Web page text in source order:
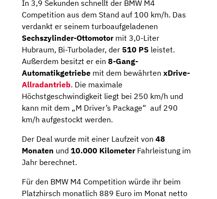
In 3,9 Sekunden schnellt der BMW M4
Competition aus dem Stand auf 100 km/h. Das
verdankt er seinem turboaufgeladenen
Sechszylinder-Ottomotormit 3,0-Liter
Hubraum, Bi-Turbolader, der 510 PS leistet.
Außerdem besitzt er ein 8-Gang-
Automatikgetriebe mit dem bewährten xDrive-
Allradantrieb. Die maximale
Höchstgeschwindigkeit liegt bei 250 km/h und
kann mit dem „M Driver’s Package“ auf 290
km/h aufgestockt werden.
Der Deal wurde mit einer Laufzeit von 48
Monaten und 10.000 KilometerFahrleistung im
Jahr berechnet.
Für den BMW M4 Competition würde ihr beim
Platzhirsch monatlich 889 Euro im Monat netto